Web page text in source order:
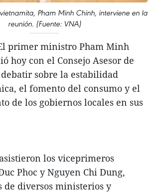
Pham Minh Chinh, interviene en la
reunión. (Fuente: VNA)
primer ministro Pham Minh
hoy con el Consejo Asesor de
sobre la estabilidad
el fomento del consumo y el
de los gobiernos locales en sus
los viceprimeros
Phoc y Nguyen Chi Dung,
de diversos ministerios y